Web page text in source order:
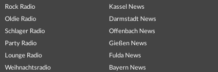
Rock Radio
Oldie Radio
Schlager Radio
Party Radio
Lounge Radio
Weihnachtsradio
Kassel News
Darmstadt News
Offenbach News
Gießen News
Fulda News
Bayern News